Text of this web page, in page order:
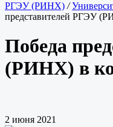
РГЭУ (РИНХ) /
представителей РГЭУ
Победа
(РИНХ) в
2 июня 2021